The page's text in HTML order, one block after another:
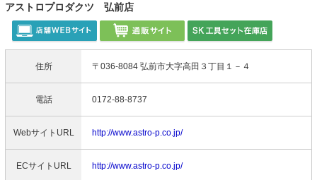
アストロプロダクツ 弘前店
住所 〒036-8084 弘前市大字高田３丁目１－４
電話 0172-88-8737
WebサイトURL http://www.astro-p.co.jp/
ECサイトURL http://www.astro-p.co.jp/